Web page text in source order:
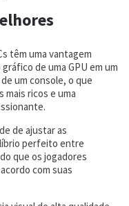
têm uma vantagem
de uma GPU em um
um console, o que
ricos e uma
de ajustar as
perfeito entre
que os jogadores
com suas